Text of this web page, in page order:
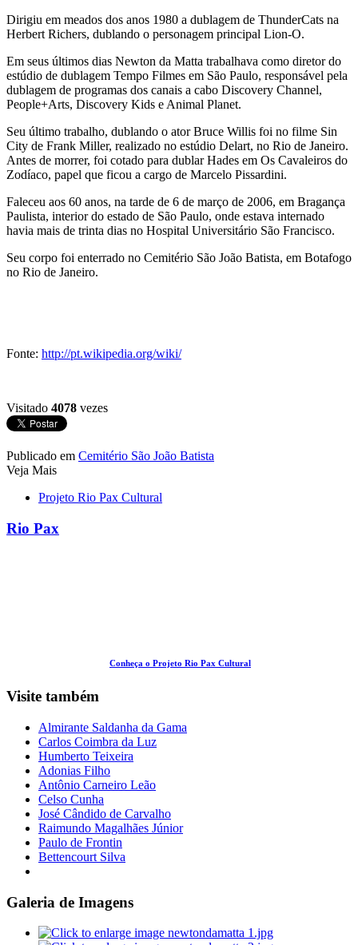
Dirigiu em meados dos anos 1980 a dublagem de ThunderCats na
Herbert Richers, dublando o personagem principal Lion-O.
Em seus últimos dias Newton da Matta trabalhava como diretor do
estúdio de dublagem Tempo Filmes em São Paulo, responsável pela
dublagem de programas dos canais a cabo Discovery Channel,
People+Arts, Discovery Kids e Animal Planet.
Seu último trabalho, dublando o ator Bruce Willis foi no filme Sin
City de Frank Miller, realizado no estúdio Delart, no Rio de Janeiro.
Antes de morrer, foi cotado para dublar Hades em Os Cavaleiros do
Zodíaco, papel que ficou a cargo de Marcelo Pissardini.
Faleceu aos 60 anos, na tarde de 6 de março de 2006, em Bragança
Paulista, interior do estado de São Paulo, onde estava internado
havia mais de trinta dias no Hospital Universitário São Francisco.
Seu corpo foi enterrado no Cemitério São João Batista, em Botafogo
no Rio de Janeiro.
Fonte: http://pt.wikipedia.org/wiki/
Visitado 4078 vezes
Publicado em Cemitério São João Batista
Veja Mais
Projeto Rio Pax Cultural
Rio Pax
Conheça o Projeto Rio Pax Cultural
Visite também
Almirante Saldanha da Gama
Carlos Coimbra da Luz
Humberto Teixeira
Adonias Filho
Antônio Carneiro Leão
Celso Cunha
José Cândido de Carvalho
Raimundo Magalhães Júnior
Paulo de Frontin
Bettencourt Silva
Galeria de Imagens